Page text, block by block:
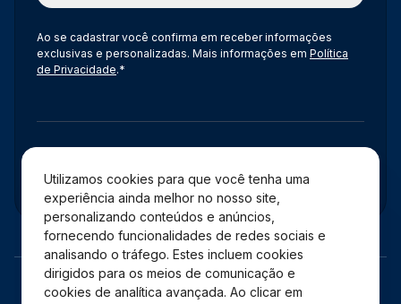
Utilizamos cookies para que você tenha uma
experiência ainda melhor no nosso site,
personalizando conteúdos e anúncios,
fornecendo funcionalidades de redes sociais e
analisando o tráfego. Estes incluem cookies
dirigidos para os meios de comunicação e
cookies de analítica avançada. Ao clicar em
Ao se cadastrar você confirma em receber informações
exclusivas e personalizadas. Mais informações em Política
de Privacidade.*
Administração